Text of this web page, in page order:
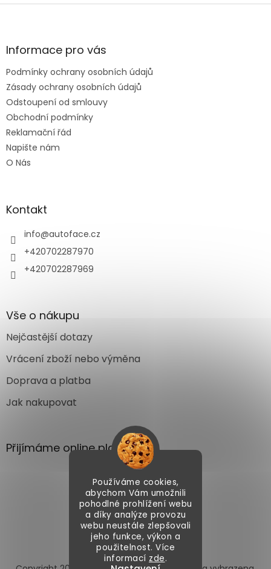
Používáme cookies,
abychom Vám umožnili
pohodlné prohlížení webu
a díky analýze provozu
webu neustále zlepšovali
jeho funkce, výkon a
použitelnost. Více
informací zde.
Z
aInformace pro vás
Podmínky ochrany osobních údajů
Zásady ochrany osobních údajů
Odstoupení od smlouvy
Obchodní podmínky
Reklamační řád
Napište nám
O Nás
Kontakt
info@autoface.cz
+420702287970
+420702287969
Vše o nákupu
Nejčastější dotazy
Vrácení zboží nebo výměna
Doprava a platba
Jak nakupovat
Přijímáme online platby
Vytvořil Shoptet